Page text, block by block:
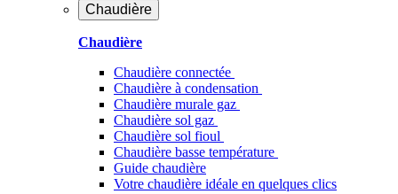
Chaudière
Chaudière
Chaudière connectée
Chaudière à condensation
Chaudière murale gaz
Chaudière sol gaz
Chaudière sol fioul
Chaudière basse température
Guide chaudière
Votre chaudière idéale en quelques clics